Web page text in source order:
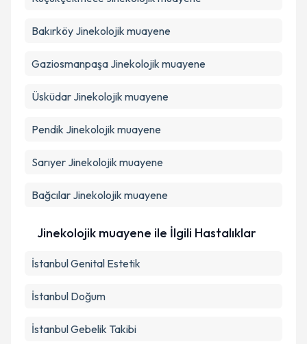
Küçükçekmece Jinekolojik muayene
Bakırköy Jinekolojik muayene
Gaziosmanpaşa Jinekolojik muayene
Üsküdar Jinekolojik muayene
Pendik Jinekolojik muayene
Sarıyer Jinekolojik muayene
Bağcılar Jinekolojik muayene
Jinekolojik muayene ile İlgili Hastalıklar
İstanbul Genital Estetik
İstanbul Doğum
İstanbul Gebelik Takibi